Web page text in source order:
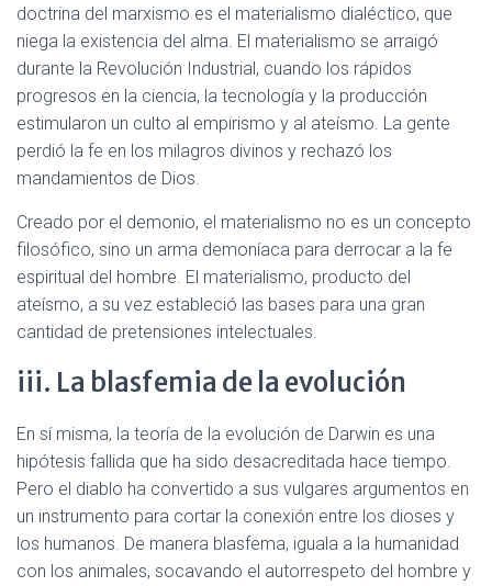
doctrina del marxismo es el materialismo dialéctico, que
niega la existencia del alma. El materialismo se arraigó
durante la Revolución Industrial, cuando los rápidos
progresos en la ciencia, la tecnología y la producción
estimularon un culto al empirismo y al ateísmo. La gente
perdió la fe en los milagros divinos y rechazó los
mandamientos de Dios.
Creado por el demonio, el materialismo no es un concepto
filosófico, sino un arma demoníaca para derrocar a la fe
espiritual del hombre. El materialismo, producto del
ateísmo, a su vez estableció las bases para una gran
cantidad de pretensiones intelectuales.
iii. La blasfemia de la evolución
En sí misma, la teoría de la evolución de Darwin es una
hipótesis fallida que ha sido desacreditada hace tiempo.
Pero el diablo ha convertido a sus vulgares argumentos en
un instrumento para cortar la conexión entre los dioses y
los humanos. De manera blasfema, iguala a la humanidad
con los animales, socavando el autorrespeto del hombre y